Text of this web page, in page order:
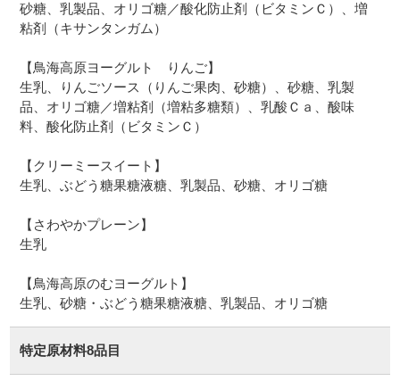
砂糖、乳製品、オリゴ糖／酸化防止剤（ビタミンＣ）、増
粘剤（キサンタンガム）
【鳥海高原ヨーグルト りんご】
生乳、りんごソース（りんご果肉、砂糖）、砂糖、乳製
品、オリゴ糖／増粘剤（増粘多糖類）、乳酸Ｃａ、酸味
料、酸化防止剤（ビタミンＣ）
【クリーミースイート】
生乳、ぶどう糖果糖液糖、乳製品、砂糖、オリゴ糖
【さわやかプレーン】
生乳
【鳥海高原のむヨーグルト】
生乳、砂糖・ぶどう糖果糖液糖、乳製品、オリゴ糖
特定原材料8品目